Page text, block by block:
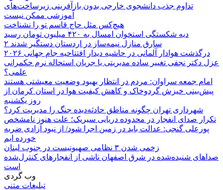
تداوم جذب دانشجوی خارجی بدون بازآفرینی زیرساخت‌های
آموزشی ممکن نیست
هیچ‌کس مثل حاج قاسم تو را نشناخت
دیه شکستگی استخوان امسال به ۴۲۰ میلیون تومان رسید
۲ سارق منازل نیمه‌ساز در اردستان دستگیر شدند
درگذشت هوادار آلمانی در حاشیه دیدار افتتاحیه جام جهانی ۲۰۲۶
عزل دکتر نجفی تغییر ساده مدیریتی یا جریان استحاله نرم حکمرانی
علمی؟
امام جمعه سراوان: مردم در انتظار بهبود وضعیت معیشتی هستند
پیش‌بینی خیزش گردوخاک و کاهش کیفیت هوا در استان کرمان از
روز یکشنبه
شهرداری تهران چگونه مناطق حادثه‌دیده جنگ را مدیریت کرد؟
تکرار صدای انفجار در محدوده دریایی سیریک؛ علت هنوز نامشخص
پورعلی گنجی: عدالت باید در زمین اجرا شود/ از نبود آزادی ضربه
خورده ایم
زخمی شدن ۳ نظامی صهیونیست در جنوب لبنان
صداهای شنیده‌شده در شرق اصفهان ناشی از انفجارهای کنترل‌شده
است
وب گردی
تبلیغات متنی